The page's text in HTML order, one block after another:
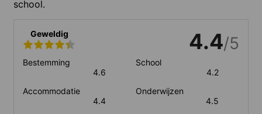
school.
Geweldig 4.4/5
Bestemming
4.6
School
4.2
Accommodatie
4.4
Onderwijzen
4.5